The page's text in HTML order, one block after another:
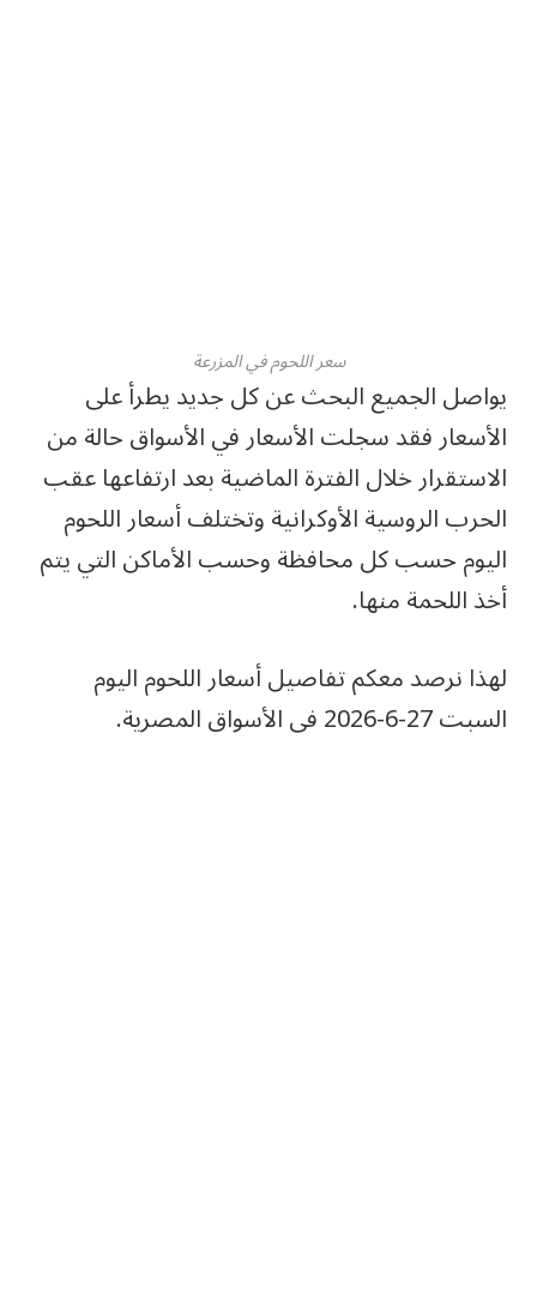
سعر اللحوم في المزرعة
يواصل الجميع البحث عن كل جديد يطرأ على
الأسعار فقد سجلت الأسعار في الأسواق حالة من
الاستقرار خلال الفترة الماضية بعد ارتفاعها عقب
الحرب الروسية الأوكرانية وتختلف أسعار اللحوم
اليوم حسب كل محافظة وحسب الأماكن التي يتم
أخذ اللحمة منها.
لهذا نرصد معكم تفاصيل أسعار اللحوم اليوم
السبت 27-6-2026 فى الأسواق المصرية.